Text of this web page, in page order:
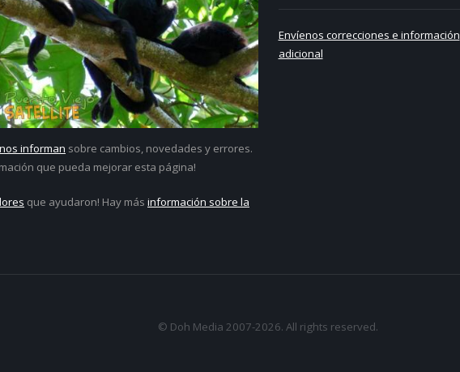
nos informan sobre cambios, novedades y errores.
que pueda mejorar esta página!
que ayudaron! Hay más información sobre la
Envíenos correcciones e información
adicional
© Doh Media 2007-2026. All rights reserved.